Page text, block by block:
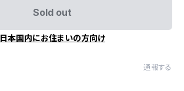
Sold out
日本国内にお住まいの方向け
通報する